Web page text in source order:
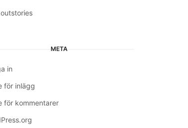
META
in
för inlägg
för kommentarer